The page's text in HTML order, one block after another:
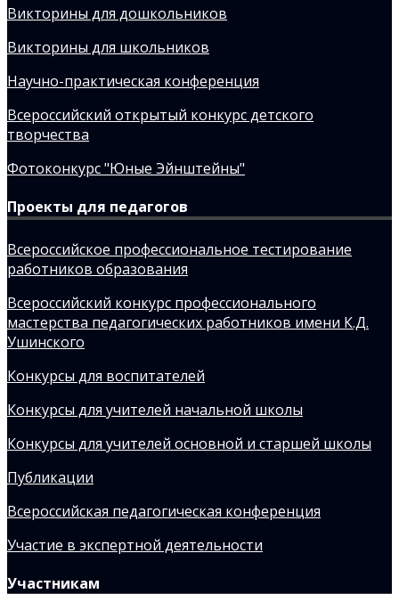
Викторины для дошкольников
Викторины для школьников
Научно-практическая конференция
Всероссийский открытый конкурс детского
творчества
Фотоконкурс "Юные Эйнштейны"
Проекты для педагогов
Всероссийское профессиональное тестирование
работников образования
Всероссийский конкурс профессионального
мастерства педагогических работников имени К.Д.
Ушинского
Конкурсы для воспитателей
Конкурсы для учителей начальной школы
Конкурсы для учителей основной и старшей школы
Публикации
Всероссийская педагогическая конференция
Участие в экспертной деятельности
Участникам